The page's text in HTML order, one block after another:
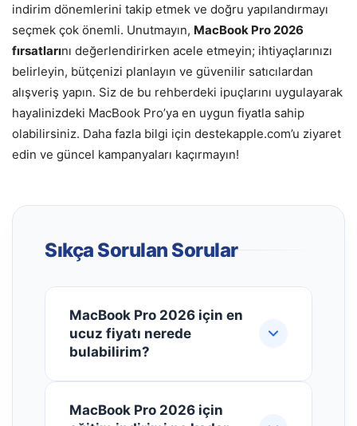
indirim dönemlerini takip etmek ve doğru yapılandırmayı
seçmek çok önemli. Unutmayın, MacBook Pro 2026
fırsatlarını değerlendirirken acele etmeyin; ihtiyaçlarınızı
belirleyin, bütçenizi planlayın ve güvenilir satıcılardan
alışveriş yapın. Siz de bu rehberdeki ipuçlarını uygulayarak
hayalinizdeki MacBook Pro’ya en uygun fiyatla sahip
olabilirsiniz. Daha fazla bilgi için destekapple.com’u ziyaret
edin ve güncel kampanyaları kaçırmayın!
Sıkça Sorulan Sorular
MacBook Pro 2026 için en
ucuz fiyatı nerede
bulabilirim?
fiyatını bulmak için Türkiye'de
MacBook Pro 2026 için